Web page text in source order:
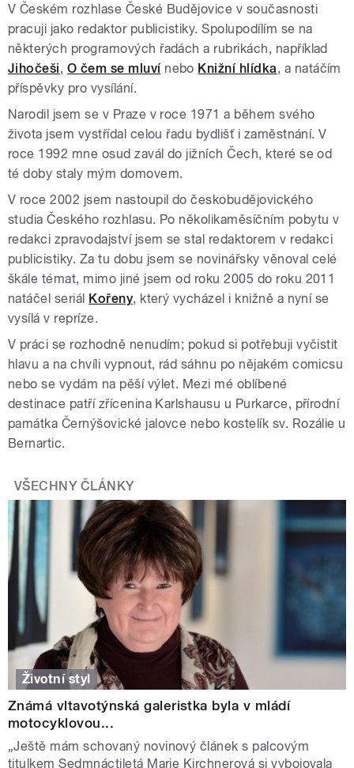
V Českém rozhlase České Budějovice v současnosti
pracuji jako redaktor publicistiky. Spolupodílím se na
některých programových řadách a rubrikách, například
Jihočeši, O čem se mluvínebo Knižní hlídka, a natáčím
příspěvky pro vysílání.
Narodil jsem se v Praze v roce 1971 a během svého
života jsem vystřídal celou řadu bydlišť i zaměstnání. V
roce 1992 mne osud zavál do jižních Čech, které se od
té doby staly mým domovem.
V roce 2002 jsem nastoupil do českobudějovického
studia Českého rozhlasu. Po několikaměsíčním pobytu v
redakci zpravodajství jsem se stal redaktorem v redakci
publicistiky. Za tu dobu jsem se novinářsky věnoval celé
škále témat, mimo jiné jsem od roku 2005 do roku 2011
natáčel seriál Kořeny, který vycházel i knižně a nyní se
vysílá v repríze.
V práci se rozhodně nenudím; pokud si potřebuji vyčistit
hlavu a na chvíli vypnout, rád sáhnu po nějakém comicsu
nebo se vydám na pěší výlet. Mezi mé oblíbené
destinace patří zřícenina Karlshausu u Purkarce, přírodní
památka Černýšovické jalovce nebo kostelík sv. Rozálie u
Bernartic.
VŠECHNY ČLÁNKY
Životní styl
Známá vltavotýnská galeristka byla v mládí
motocyklovou...
„Ještě mám schovaný novinový článek s palcovým
titulkem Sedmnáctiletá Marie Kirchnerová si vybojovala